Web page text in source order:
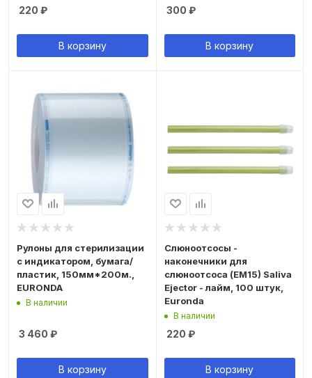
220 ₽
В корзину
300 ₽
В корзину
Рулоны для стерилизации
с индикатором, бумага/
пластик, 150мм*200м.,
EURONDA
В наличии
3 460 ₽
В корзину
Слюноотсосы -
наконечники для
слюноотсоса (ЕМ15) Saliva
Ejector - лайм, 100 штук,
Euronda
В наличии
220 ₽
В корзину